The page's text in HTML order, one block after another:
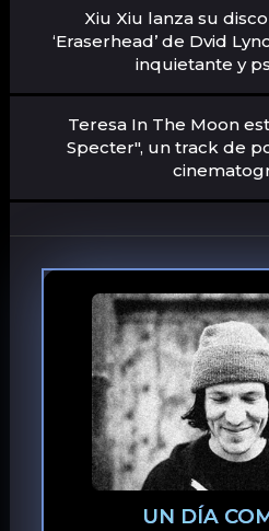
Xiu Xiu lanza su
‘Eraserhead’ de Dvid
inquietante y
Teresa In The Moon
Specter", un track de
UN DÍA